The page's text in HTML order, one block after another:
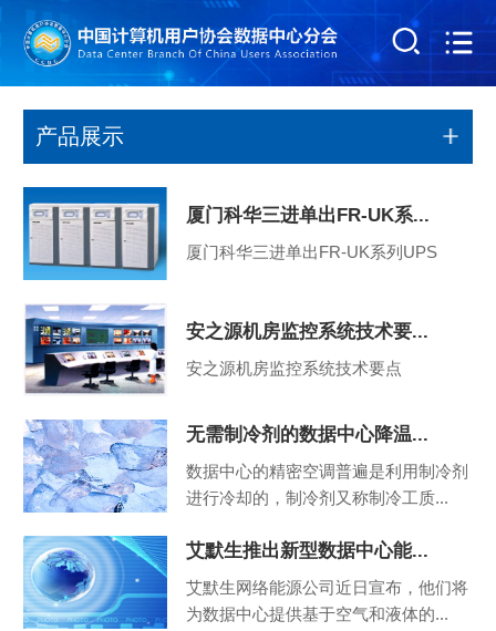
产品展示
厦门科华三进单出FR-UK系...
厦门科华三进单出FR-UK系列UPS
安之源机房监控系统技术要...
安之源机房监控系统技术要点
无需制冷剂的数据中心降温...
数据中心的精密空调普遍是利用制冷剂
进行冷却的，制冷剂又称制冷工质...
艾默生推出新型数据中心能...
艾默生网络能源公司近日宣布，他们将
为数据中心提供基于空气和液体的...